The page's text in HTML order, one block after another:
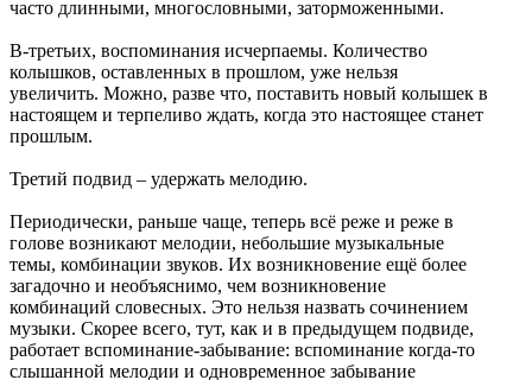
часто длинными, многословными, заторможенными.
В-третьих, воспоминания исчерпаемы. Количество
колышков, оставленных в прошлом, уже нельзя
увеличить. Можно, разве что, поставить новый колышек в
настоящем и терпеливо ждать, когда это настоящее станет
прошлым.
Третий подвид – удержать мелодию.
Периодически, раньше чаще, теперь всё реже и реже в
голове возникают мелодии, небольшие музыкальные
темы, комбинации звуков. Их возникновение ещё более
загадочно и необъяснимо, чем возникновение
комбинаций словесных. Это нельзя назвать сочинением
музыки. Скорее всего, тут, как и в предыдущем подвиде,
работает вспоминание-забывание: вспоминание когда-то
слышанной мелодии и одновременное забывание